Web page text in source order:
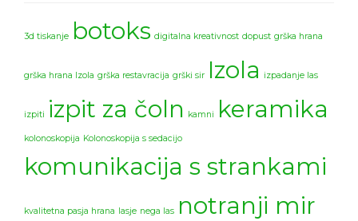
3d tiskanje botoks digitalna kreativnost dopust grška hrana
grška hrana Izola grška restavracija grški sir Izola izpadanje las
izpiti izpit za čoln kamni keramika
kolonoskopija Kolonoskopija s sedacijo
komunikacija s strankami
kvalitetna pasja hrana lasje nega las notranji mir